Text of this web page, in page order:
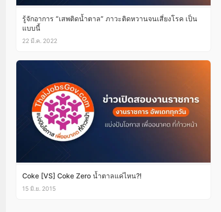
รู้จักอาการ “เสพติดน้ำตาล” ภาวะติดหวานจนเสี่ยงโรค เป็น
แบบนี้
22 มี.ค. 2022
Coke [VS] Coke Zero น้ำตาลแค่ไหน?!
15 มิ.ย. 2015